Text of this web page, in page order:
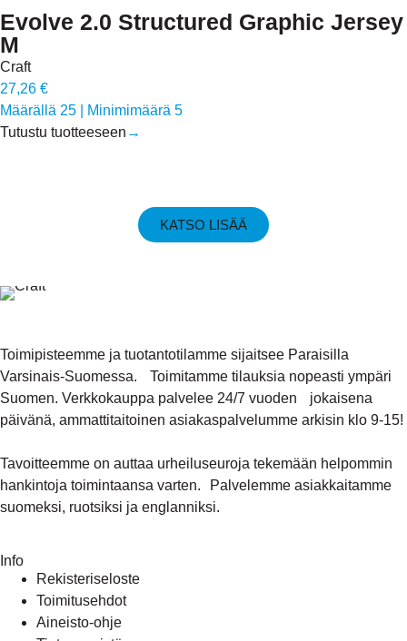
Evolve 2.0 Structured Graphic Jersey
M
Craft
27,26 €
Määrällä 25
Minimimäärä 5
Tutustu tuotteeseen →
KATSO LISÄÄ
Toimipisteemme ja tuotantotilamme sijaitsee Paraisilla
Varsinais-Suomessa. Toimitamme tilauksia nopeasti ympäri
Suomen. Verkkokauppa palvelee 24/7 vuoden jokaisena
päivänä, ammattitaitoinen asiakaspalvelumme arkisin klo 9-15!
Tavoitteemme on auttaa urheiluseuroja tekemään helpommin
hankintoja toimintaansa varten. Palvelemme asiakkaitamme
suomeksi, ruotsiksi ja englanniksi.
Info
Rekisteriseloste
Toimitusehdot
Aineisto-ohje